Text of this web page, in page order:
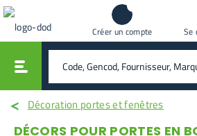
Créer un compte Se
rechercher
Décoration portes et fenêtres
DÉCORS POUR PORTES EN